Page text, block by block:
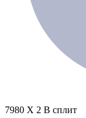
7980 X 2 В сплит